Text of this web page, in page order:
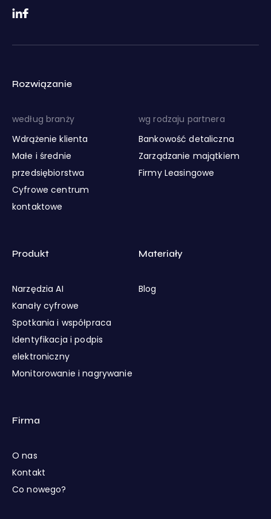
Rozwiązanie
według branży
Wdrążenie klienta
Małe i średnie
przedsiębiorstwa
Cyfrowe centrum
kontaktowe
wg rodzaju partnera
Bankowość detaliczna
Zarządzanie majątkiem
Firmy Leasingowe
Produkt
Narzędzia AI
Kanały cyfrowe
Spotkania i współpraca
Identyfikacja i podpis
elektroniczny
Monitorowanie i nagrywanie
Materiały
Blog
Firma
O nas
Kontakt
Co nowego?